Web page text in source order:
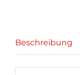
Beschreibung